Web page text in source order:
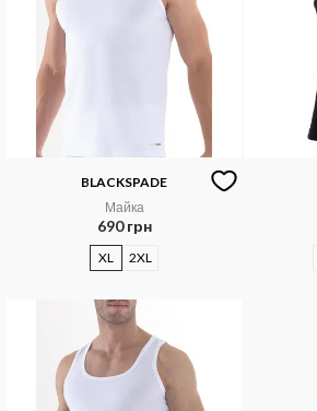
BLACKSPADE
Майка
690 грн
XL 2XL